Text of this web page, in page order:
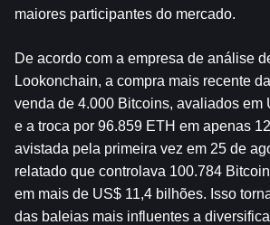
maiores participantes do mercado.
De acordo com a empresa de análise
Lookonchain, a compra mais recente
venda de 4.000 Bitcoins, avaliados em
e a troca por 96.859 ETH em apenas
avistada pela primeira vez em 25 de
relatado que controlava 100.784
em mais de US$ 11,4 bilhões. Isso
das baleias mais influentes a